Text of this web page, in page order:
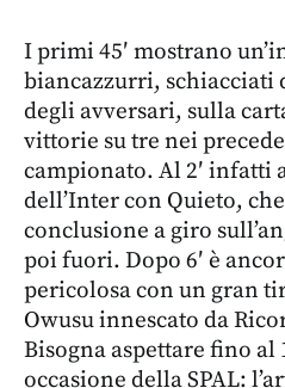
I primi 45′ mostrano
biancazzurri, schiacciati
degli avversari, sulla
vittorie su tre nei
campionato. Al 2′
dell’Inter con Quieto,
conclusione a giro
poi fuori. Dopo 6′ è
pericolosa con un gran
Owusu innescato da
Bisogna aspettare fino al
occasione della SPAL: